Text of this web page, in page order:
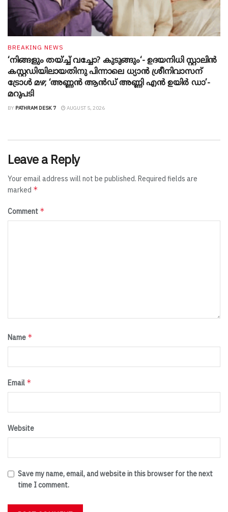
BREAKING NEWS
‘നിങ്ങളും തയ്ച്ച് വച്ചോ? കുടുങ്ങും‘- ഉദയനിധി സ്റ്റാലിൻ
കസ്റ്റഡിയിലായതിനു പിന്നാലെ ധ്യാൻ ശ്രീനിവാസന്
ട്രോൾ മഴ; ‘അണ്ണൻ ആൻഡ് അണ്ണി എൻ ഉയിർ ഡാ’-
മറുപടി
BY PATHRAM DESK 7 AUGUST 5, 2026
Leave a Reply
Your email address will not be published. Required fields are
marked *
Comment *
Name *
Email *
Website
Save my name, email, and website in this browser for the next
time I comment.